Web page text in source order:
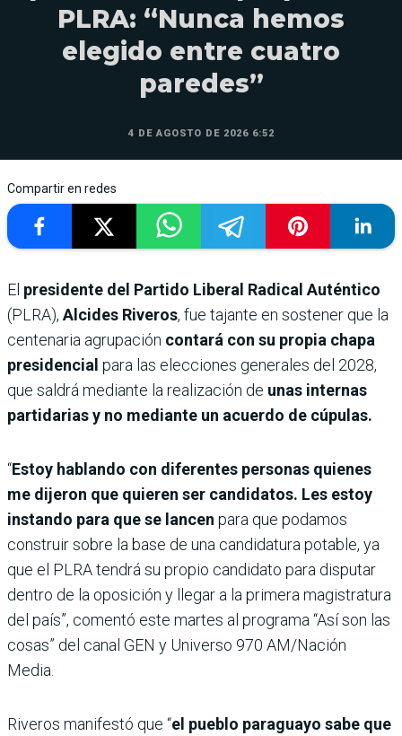
PLRA: “Nunca hemos
elegido entre cuatro
paredes”
4 DE AGOSTO DE 2026 6:52
Compartir en redes
El presidente del Partido Liberal Radical Auténtico
(PLRA), Alcides Riveros, fue tajante en sostener que la
centenaria agrupación contará con su propia chapa
presidencial para las elecciones generales del 2028,
que saldrá mediante la realización de unas internas
partidarias y no mediante un acuerdo de cúpulas.
“Estoy hablando con diferentes personas quienes
me dijeron que quieren ser candidatos. Les estoy
instando para que se lancen para que podamos
construir sobre la base de una candidatura potable, ya
que el PLRA tendrá su propio candidato para disputar
dentro de la oposición y llegar a la primera magistratura
del país”, comentó este martes al programa “Así son las
cosas” del canal GEN y Universo 970 AM/Nación
Media.
Riveros manifestó que “el pueblo paraguayo sabe que